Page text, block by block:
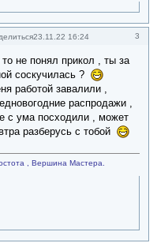
3
23.11.22 16:24
то не понял прикол , ты за
соскучилась ?
работой завалили ,
распродажи ,
с ума посходили , может
разберусь с тобой
, Вершина Мастера.